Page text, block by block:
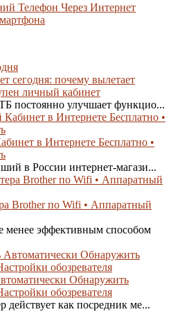
Телефон Через Интернет
сегодня: почему вылетает
личный кабинет
постоянно улучшает функцио...
в Интернете Бесплатно •
в России интернет-магази...
Brother по Wifi • Аппаратный
эффективным способом
Обнаружить
обозревателя
действует как посредник ме...